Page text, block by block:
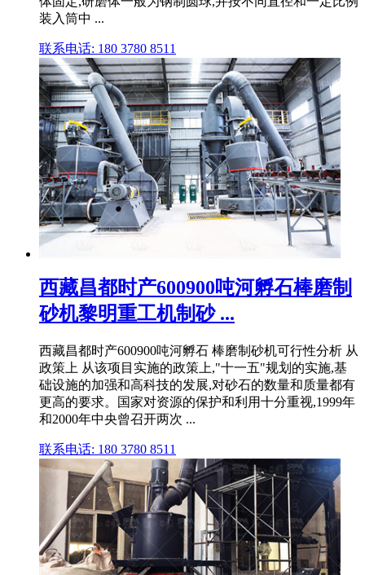
装入筒中 ...
联系电话: 180 3780 8511
西藏昌都时产600900吨河孵石棒磨制
砂机黎明重工机制砂 ...
西藏昌都时产600900吨河孵石 棒磨制砂机可行性分析 从
政策上 从该项目实施的政策上,"十一五"规划的实施,基
础设施的加强和高科技的发展,对砂石的数量和质量都有
更高的要求。国家对资源的保护和利用十分重视,1999年
和2000年中央曾召开两次 ...
联系电话: 180 3780 8511